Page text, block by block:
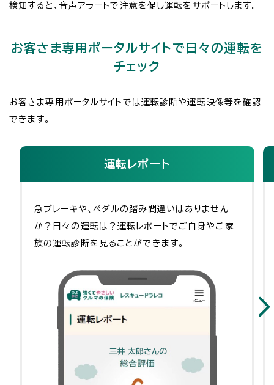
検知すると、音声アラートで注意を促し運転をサポートします。
お客さま専用ポータルサイトで日々の運転を
チェック
お客さま専用ポータルサイトでは運転診断や運転映像等を確認
できます。
運転レポート
急ブレーキや、ペダルの踏み間違いはありません
か？日々の運転は？運転レポートでご自身やご家
族の運転診断を見ることができます。